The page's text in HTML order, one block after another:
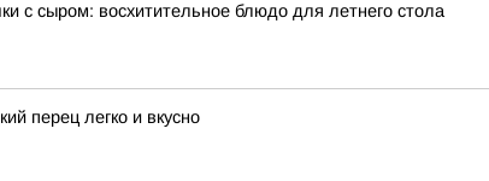
с сыром: восхитительное блюдо для летнего стола
перец легко и вкусно